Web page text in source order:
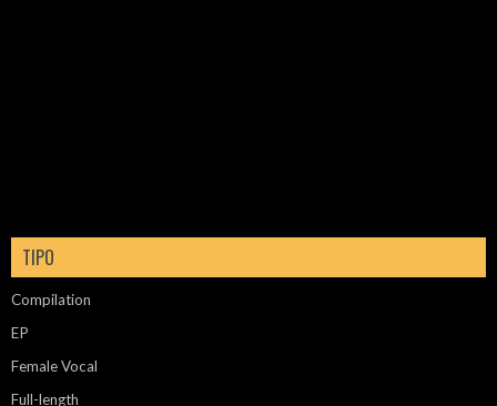
TIPO
Compilation
EP
Female Vocal
Full-length